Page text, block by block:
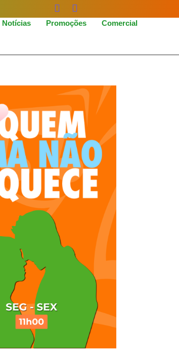
Notícias Promoções Comercial